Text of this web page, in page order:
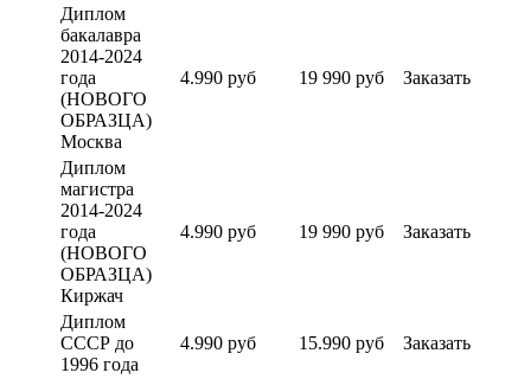
Диплом
бакалавра
2014-2024
года
(НОВОГО
ОБРАЗЦА)
Москва
4.990 руб 19 990 руб Заказать
Диплом
магистра
2014-2024
года
(НОВОГО
ОБРАЗЦА)
Киржач
4.990 руб 19 990 руб Заказать
Диплом
СССР до
1996 года
4.990 руб 15.990 руб Заказать